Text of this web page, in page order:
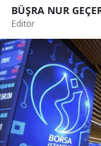
BÜŞRA NUR
Editör